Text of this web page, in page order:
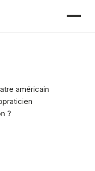
américain
?